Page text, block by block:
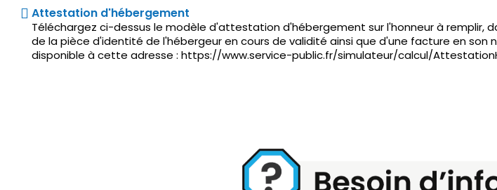
Attestation d'hébergement
Téléchargez ci-dessus le modèle d'attestation d'hébergement sur l'honneur à
de la pièce d'identité de l'hébergeur en cours de validité ainsi que d'une facture en
disponible à cette adresse : https://www.service-public.fr/simulateur/calcul/